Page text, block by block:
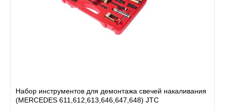
Набор инструментов для демонтажа свечей накаливания
(MERCEDES 611,612,613,646,647,648) JTC